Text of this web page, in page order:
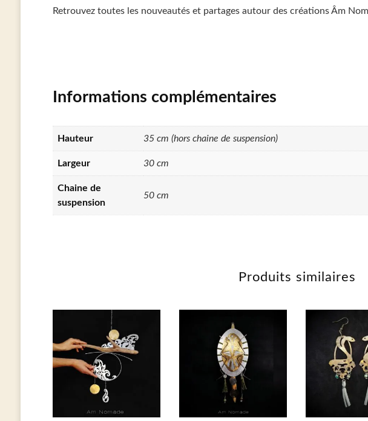
Retrouvez toutes les nouveautés et partages autour des créations Âm
Informations complémentaires
Hauteur 35 cm (hors chaine de suspension)
Largeur 30 cm
Chaine de
suspension
50 cm
Produits similaires